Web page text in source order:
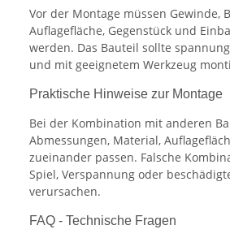
Vor der Montage müssen Gewinde,
Auflagefläche, Gegenstück und
werden. Das Bauteil sollte
und mit geeignetem Werkzeug
Praktische Hinweise zur Montage
Bei der Kombination mit anderen
Abmessungen, Material,
zueinander passen. Falsche
Spiel, Verspannung oder
verursachen.
FAQ - Technische Fragen